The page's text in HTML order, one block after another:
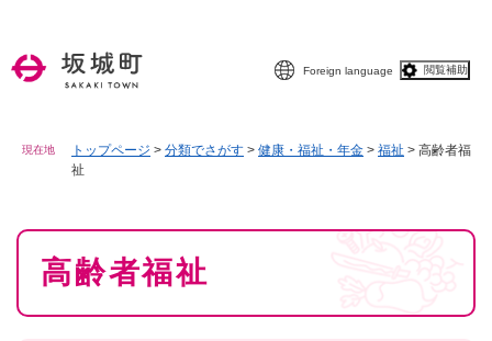
Foreign language 閲覧補助
現在地 トップページ > 分類でさがす > 健康・福祉・年金 > 福祉 > 高齢者福
祉
本
高齢者福祉